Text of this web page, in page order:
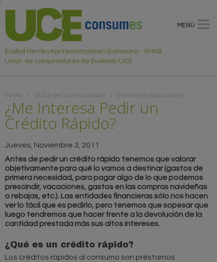
Euskal Herriko Kontsumitzaileen Batasuna - EHKB
Union de consumidores de Euskadi-UCE
Usted está aquí
Inicio Guía del consumidor Servicios Bancarios
¿Me Interesa Pedir un
Crédito Rápido?
Jueves, Noviembre 3, 2011
Antes de pedir un crédito rápido tenemos que valorar
objetivamente para qué lo vamos a destinar (gastos de
primera necesidad, para pagar algo de lo que podemos
prescindir, vacaciones, gastos en las compras navideñas
o rebajas, etc.). Las entidades financieras sólo nos hacen
ver lo fácil que es pedirlo, pero tenemos que sopesar que
luego tendremos que hacer frente a la devolución de la
cantidad prestada más sus altos intereses.
¿Qué es un crédito rápido?
Los créditos rápidos al consumo son préstamos
MENÚ